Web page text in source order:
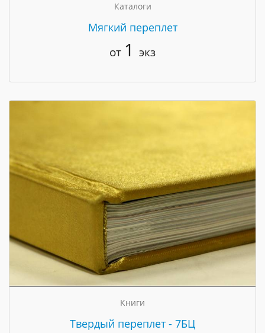
Каталоги
Мягкий переплет
от 1 экз
Книги
Твердый переплет - 7БЦ